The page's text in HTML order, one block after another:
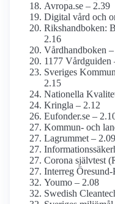
Avropa.se – 2.39
Digital vård och
Rikshandboken:
2.16
Vårdhandboken
1177 Vårdguiden
Sveriges
2.15
Nationella
Kringla – 2.12
Eufonder.se –
Kommun- och
Lagrummet – 2.09
Corona självtest
Interreg
Youmo – 2.08
Swedish